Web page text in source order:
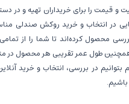
و قیمت را برای خریداران تهیه و در
در انتخاب و خرید روکش صندلی
محصول کرده‌اند تا شما را از
طول عمر تقریبی هر محصول در
در بررسی، انتخاب و خرید